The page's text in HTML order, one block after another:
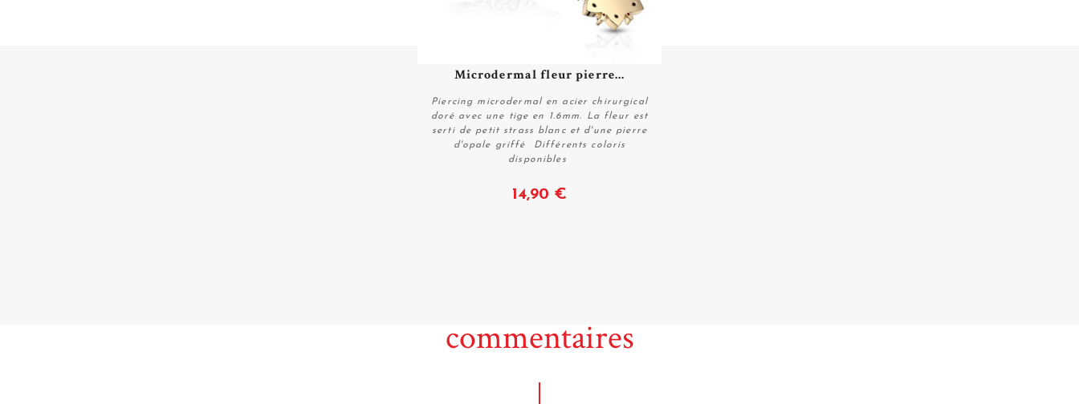
Microdermal fleur pierre...
Piercing microdermal en acier chirurgical
doré avec une tige en 1.6mm. La fleur est
serti de petit strass blanc et d'une pierre
d'opale griffé Différents coloris
disponibles
14,90 €
commentaires